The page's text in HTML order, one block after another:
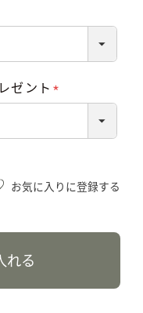
ゼント
お気に入りに登録する
れる